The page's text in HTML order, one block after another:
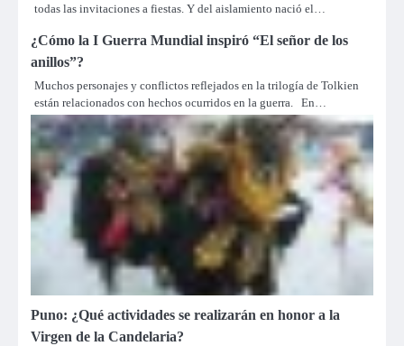
todas las invitaciones a fiestas. Y del aislamiento nació el…
¿Cómo la I Guerra Mundial inspiró “El señor de los
anillos”?
Muchos personajes y conflictos reflejados en la trilogía de Tolkien
están relacionados con hechos ocurridos en la guerra. En…
Puno: ¿Qué actividades se realizarán en honor a la
Virgen de la Candelaria?